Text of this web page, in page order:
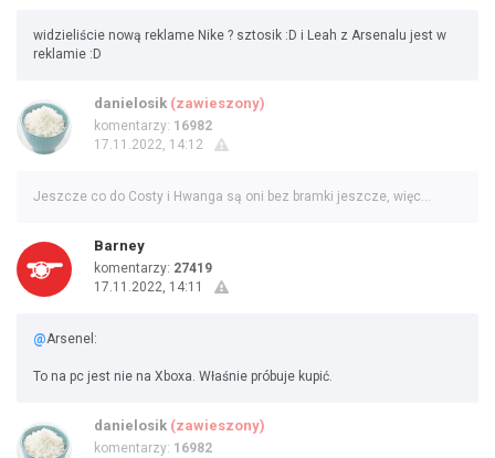
widzieliście nową reklame Nike ? sztosik :D i Leah z Arsenalu jest w
reklamie :D
danielosik (zawieszony)
komentarzy: 16982
17.11.2022, 14:12
Jeszcze co do Costy i Hwanga są oni bez bramki jeszcze, więc...
Barney
komentarzy: 27419
17.11.2022, 14:11
@Arsenel:
To na pc jest nie na Xboxa. Właśnie próbuje kupić.
danielosik (zawieszony)
komentarzy: 16982